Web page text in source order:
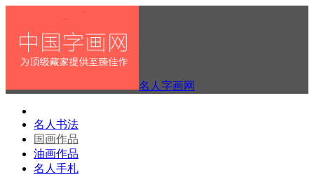
名人字画网
名人书法
国画作品
油画作品
名人手札